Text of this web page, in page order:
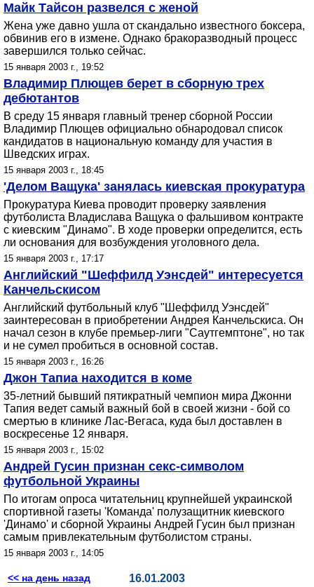
Майк Тайсон развелся с женой
Жена уже давно ушла от скандально известного боксера,
обвинив его в измене. Однако бракоразводный процесс
завершился только сейчас.
15 января 2003 г., 19:52
Владимир Плющев берет в сборную трех
дебютантов
В среду 15 января главный тренер сборной России
Владимир Плющев официально обнародовал список
кандидатов в национальную команду для участия в
Шведских играх.
15 января 2003 г., 18:45
'Делом Ващука' занялась киевская прокуратура
Прокуратура Киева проводит проверку заявления
футболиста Владислава Ващука о фальшивом контракте
с киевским "Динамо". В ходе проверки определится, есть
ли основания для возбуждения уголовного дела.
15 января 2003 г., 17:17
Английский "Шеффилд Уэнсдей" интересуется
Канчельскисом
Английский футбольный клуб "Шеффилд Уэнсдей"
заинтересован в приобретении Андрея Канчельскиса. Он
начал сезон в клубе премьер-лиги "Саутгемптоне", но так
и не сумел пробиться в основной состав.
15 января 2003 г., 16:26
Джон Тапиа находится в коме
35-летний бывший пятикратный чемпион мира Джонни
Тапия ведет самый важный бой в своей жизни - бой со
смертью в клинике Лас-Вегаса, куда был доставлен в
воскресенье 12 января.
15 января 2003 г., 15:02
Андрей Гусин признан секс-символом
футбольной Украины
По итогам опроса читательниц крупнейшей украинской
спортивной газеты 'Команда' полузащитник киевского
'Динамо' и сборной Украины Андрей Гусин был признан
самым привлекательным футболистом страны.
15 января 2003 г., 14:05
<< на день назад 16.01.2003